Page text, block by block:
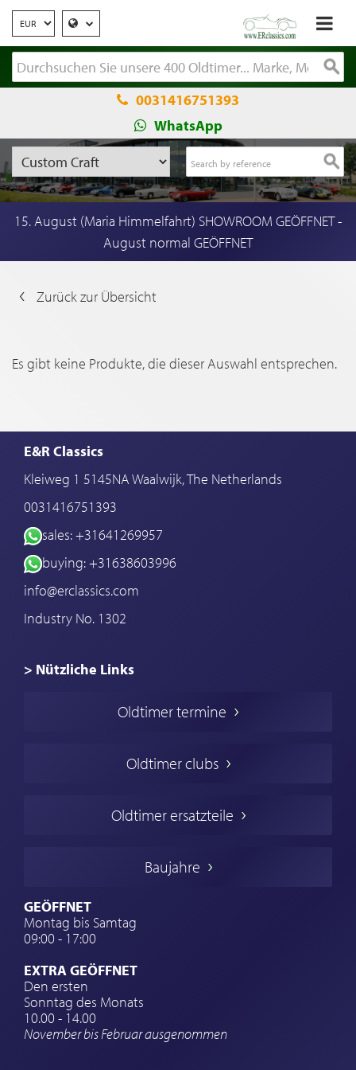
0031416751393
WhatsApp
15. August (Maria Himmelfahrt) SHOWROOM GEÖFFNET -
August normal GEÖFFNET
Zurück zur Übersicht
Es gibt keine Produkte, die dieser Auswahl entsprechen.
E&R Classics
Kleiweg 1 5145NA Waalwijk, The Netherlands
0031416751393
sales: +31641269957
buying: +31638603996
info@erclassics.com
Industry No. 1302
> Nützliche Links
Oldtimers in Europa
Englische Oldtimer
Deutsche Oldtimer
Schwedische Oldtimer
Oldtimer mit h-kennzeichen
Auto Oldtimer Markt
Oldtimer-Versicherung
Oldtimer-Clubs
Oldtimer-Reisen
Oldtimer termine
Oldtimer clubs
Oldtimer ersatzteile
Baujahre
GEÖFFNET
Montag bis Samtag
09:00 - 17:00
EXTRA GEÖFFNET
Den ersten
Sonntag des Monats
10.00 - 14.00
November bis Februar ausgenommen